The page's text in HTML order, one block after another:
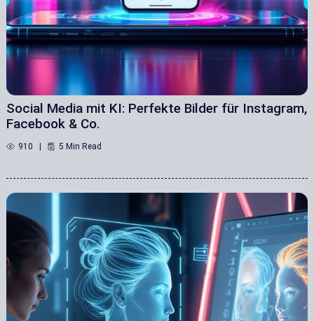
Social Media mit KI: Perfekte Bilder für Instagram,
Facebook & Co.
910 5 Min Read